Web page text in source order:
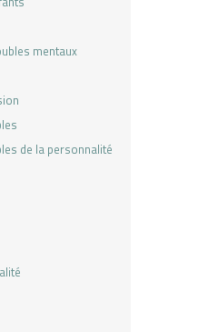
mentaux
de la personnalité